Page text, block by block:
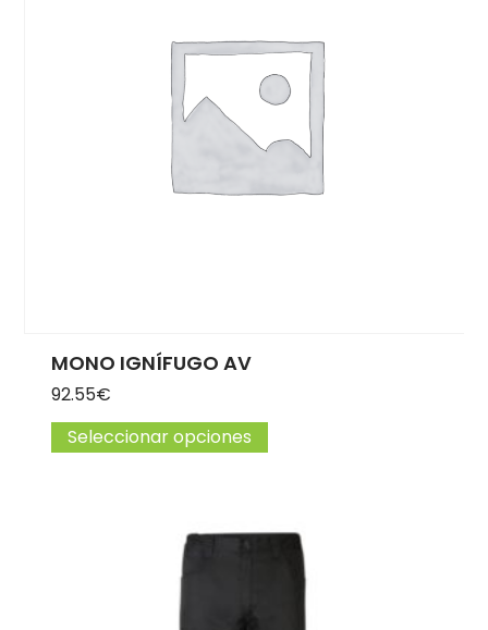
MONO IGNÍFUGO AV
92.55€
Seleccionar opciones